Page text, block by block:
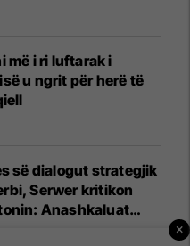
më i ri luftarak i
u ngrit për herë të
së dialogut strategjik
Serwer kritikon
Anashkaluat
sulmin ndaj KFOR-it
×